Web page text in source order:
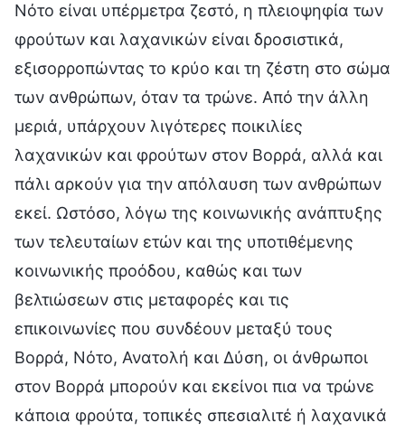
Νότο είναι υπέρμετρα ζεστό, η πλειοψηφία των
φρούτων και λαχανικών είναι δροσιστικά,
εξισορροπώντας το κρύο και τη ζέστη στο σώμα
των ανθρώπων, όταν τα τρώνε. Από την άλλη
μεριά, υπάρχουν λιγότερες ποικιλίες
λαχανικών και φρούτων στον Βορρά, αλλά και
πάλι αρκούν για την απόλαυση των ανθρώπων
εκεί. Ωστόσο, λόγω της κοινωνικής ανάπτυξης
των τελευταίων ετών και της υποτιθέμενης
κοινωνικής προόδου, καθώς και των
βελτιώσεων στις μεταφορές και τις
επικοινωνίες που συνδέουν μεταξύ τους
Βορρά, Νότο, Ανατολή και Δύση, οι άνθρωποι
στον Βορρά μπορούν και εκείνοι πια να τρώνε
κάποια φρούτα, τοπικές σπεσιαλιτέ ή λαχανικά